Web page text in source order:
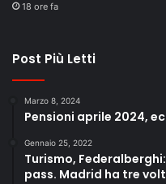
18 ore fa
Post Più Letti
Marzo 8, 2024
Pensioni aprile 2024,
Gennaio 25, 2022
Turismo,
pass. Madrid ha tre